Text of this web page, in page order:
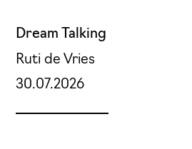
Dream Talking
Ruti de Vries
30.07.2026